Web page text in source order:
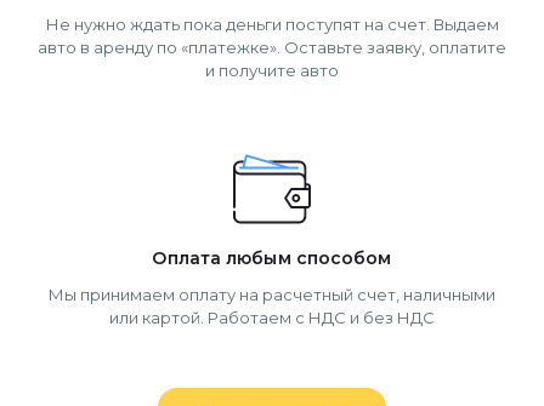
Не нужно ждать пока деньги поступят на счет. Выдаем
авто в аренду по «платежке». Оставьте заявку, оплатите
и получите авто
Оплата любым способом
Мы принимаем оплату на расчетный счет, наличными
или картой. Работаем с НДС и без НДС